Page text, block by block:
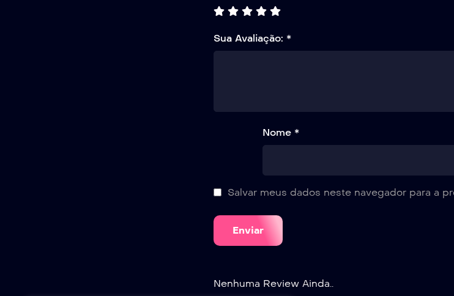
Sua Avaliação: *
Nome *
Salvar meus dados neste navegador para a
Nenhuma Review Ainda..